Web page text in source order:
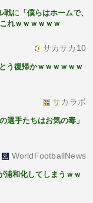
戦に「僕らはホームで、
れｗｗｗｗｗｗ
サカサカ10
う復帰かｗｗｗｗｗｗ
サカラボ
手たちはお気の毒」
WorldFootballNews
浦和化してしまうｗｗ